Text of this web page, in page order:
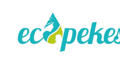
contenido